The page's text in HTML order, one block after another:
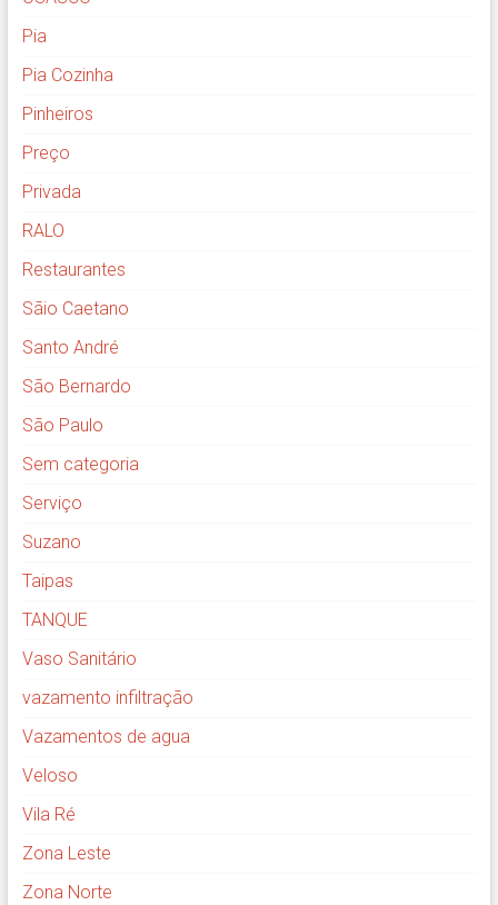
Pia
Pia Cozinha
Pinheiros
Preço
Privada
RALO
Restaurantes
Sãio Caetano
Santo André
São Bernardo
São Paulo
Sem categoria
Serviço
Suzano
Taipas
TANQUE
Vaso Sanitário
vazamento infiltração
Vazamentos de agua
Veloso
Vila Ré
Zona Leste
Zona Norte